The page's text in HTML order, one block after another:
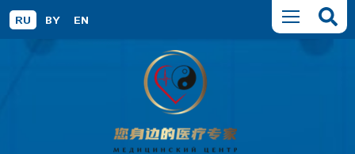
RU BY EN